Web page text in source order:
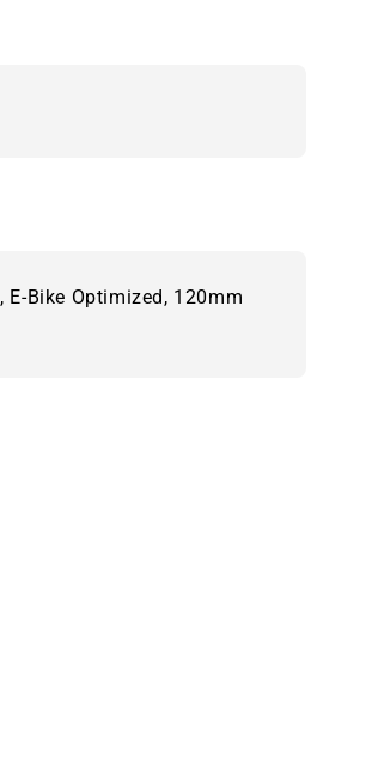
E-Bike Optimized, 120mm